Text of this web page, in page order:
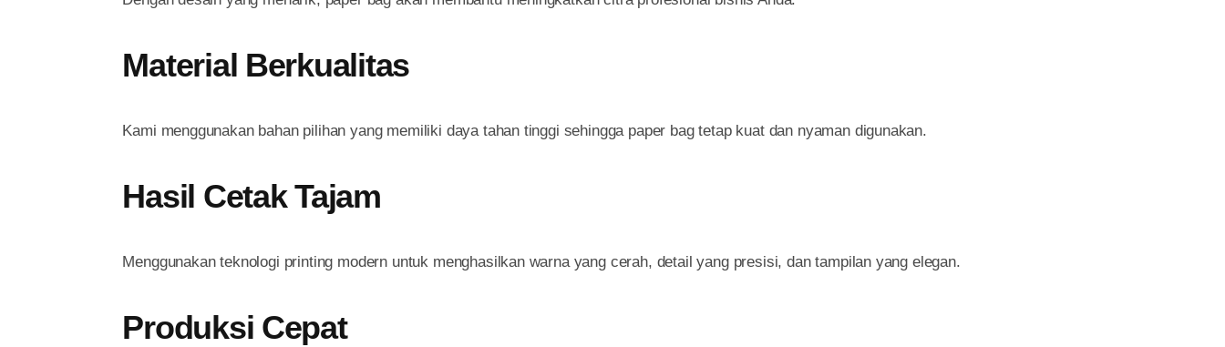
Material Berkualitas
Kami menggunakan bahan pilihan yang memiliki daya tahan tinggi sehingga paper bag tetap kuat dan nyaman digunakan.
Hasil Cetak Tajam
Menggunakan teknologi printing modern untuk menghasilkan warna yang cerah, detail yang presisi, dan tampilan yang elegan.
Produksi Cepat